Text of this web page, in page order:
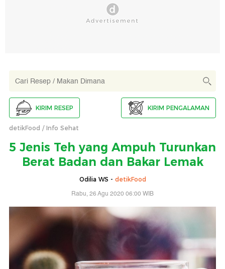
KIRIM RESEP KIRIM PENGALAMAN
detikFood Info Sehat
5 Jenis Teh yang Ampuh Turunkan
Berat Badan dan Bakar Lemak
Odilia WS - detikFood
Rabu, 26 Agu 2020 06:00 WIB